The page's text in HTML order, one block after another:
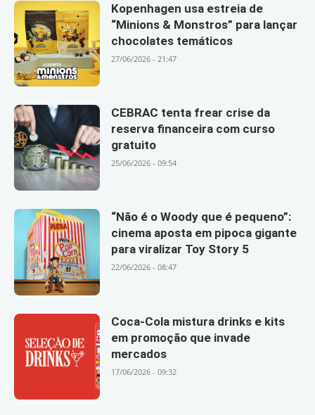
Kopenhagen usa estreia de
“Minions & Monstros” para lançar
chocolates temáticos
27/06/2026 - 21:47
CEBRAC tenta frear crise da
reserva financeira com curso
gratuito
25/06/2026 - 09:54
“Não é o Woody que é pequeno”:
cinema aposta em pipoca gigante
para viralizar Toy Story 5
22/06/2026 - 08:47
Coca-Cola mistura drinks e kits
em promoção que invade
mercados
17/06/2026 - 09:32